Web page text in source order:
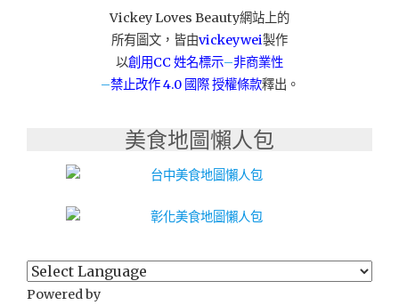
服
務，
全
省
服
價
Vickey Loves Beauty網站上的
所有圖文，皆由vickeywei製作
以創用CC 姓名標示–非商業性
–禁止改作4.0 國際 授權條款釋出。
美食地圖懶人包
Powered by